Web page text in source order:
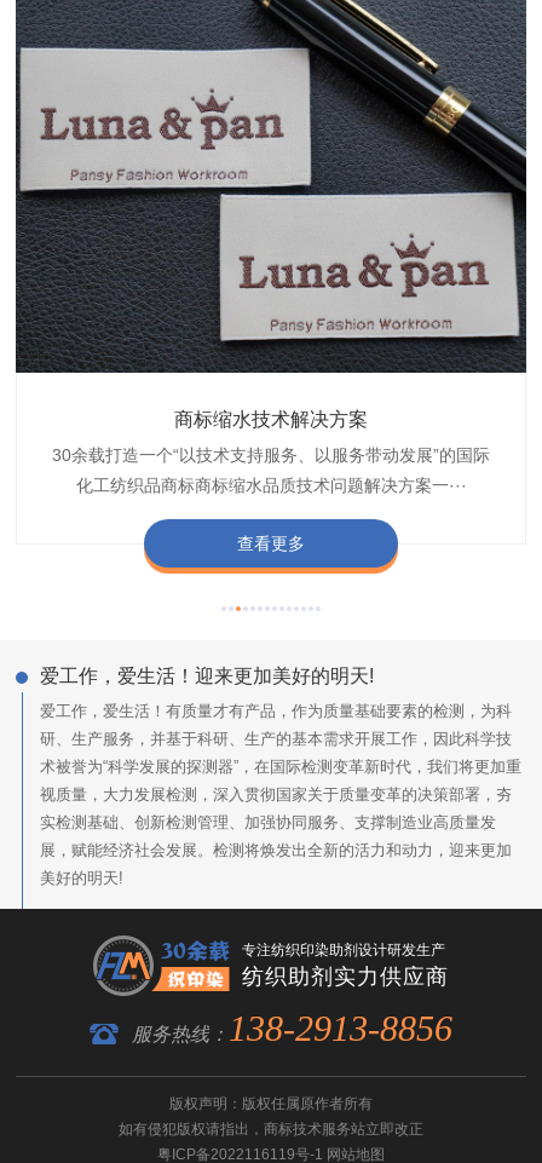
商标缩水技术解决方案
30余载打造一个“以技术支持服务、以服务带动发展”的国际
化工纺织品商标商标缩水品质技术问题解决方案一···
查看更多
织带商标防水技术解决方案
博准公司专注于织带商标防水技术解决方案30余载,励志于
纺织品商标企业打造含油量超标品质技术问题解决方···
查看更多
服装颜色不匀技术解决方案
博准是一家专注30余载设计研发织唛印唛商标、织带服装颜
色不匀品质技术问题解决方案一站式服务提供商,技···
查看更多
纺织品阻燃母粒
博准致力于成为纺织品商标阻燃母粒剂,TF-W760,TF-W760
阻燃母粒剂加工定制服务实力提供商,···
查看更多
爱工作，爱生活！迎来更加美好的明天!
爱工作，爱生活！有质量才有产品，作为质量基础要素的检测，为科
研、生产服务，并基于科研、生产的基本需求开展工作，因此科学技
术被誉为“科学发展的探测器”，在国际检测变革新时代，我们将更加重
视质量，大力发展检测，深入贯彻国家关于质量变革的决策部署，夯
实检测基础、创新检测管理、加强协同服务、支撑制造业高质量发
展，赋能经济社会发展。检测将焕发出全新的活力和动力，迎来更加
美好的明天!
专注纺织印染助剂设计研发生产
纺织助剂实力供应商
服务热线： 138-2913-8856
版权声明：版权任属原作者所有
如有侵犯版权请指出， 商标技术服务站立即改正
粤ICP备2022116119号-1 网站地图